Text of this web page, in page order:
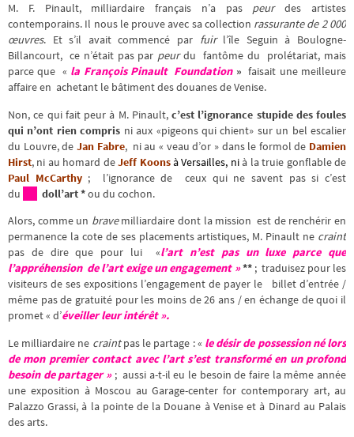
M. F. Pinault, milliardaire français n’a pas peurdes artistes
contemporains. Il nous le prouve avec sa collection rassurante de 2 000
œuvres. Et s’il avait commencé par fuirl’île Seguin à Boulogne-
Billancourt, ce n’était pas par peurdu fantôme du prolétariat, mais
parce que « la François Pinault Foundation» faisait une meilleure
affaire en achetant le bâtiment des douanes de Venise.
Non, ce qui fait peur à M. Pinault, c’est l’ignorance stupide des foules
qui n’ont rien compris ni aux «pigeons qui chient» sur un bel escalier
du Louvre, de Jan Fabre, ni au « veau d’or » dans le formol de Damien
Hirst, ni au homard deJeff Koonsà Versailles, nià la truie gonflable de
Paul McCarthy ; l’ignorance de ceux qui ne savent pas si c’est
du
doll’art *ou du cochon.
Alors, comme un bravemilliardaire dont la mission est de renchérir en
permanence la cote de ses placements artistiques, M. Pinault ne craint
pas de dire que pour lui «l’art n’est pas un luxe parce que
l’appréhension de l’art exige un engagement »**; traduisez pour les
visiteurs de ses expositions l’engagement de payer le billet d’entrée /
même pas de gratuité pour les moins de 26 ans / en échange de quoi il
promet « d’éveiller leur intérêt ».
Le milliardaire ne craintpas le partage : « le désir de possession né lors
de mon premier contact avec l’art s’est transformé en un profond
besoin de partager »; aussi a-t-il eu le besoin de faire la même année
une exposition à Moscou au Garage-center for contemporary art, au
Palazzo Grassi, à la pointe de la Douane à Venise et à Dinard au Palais
des arts.